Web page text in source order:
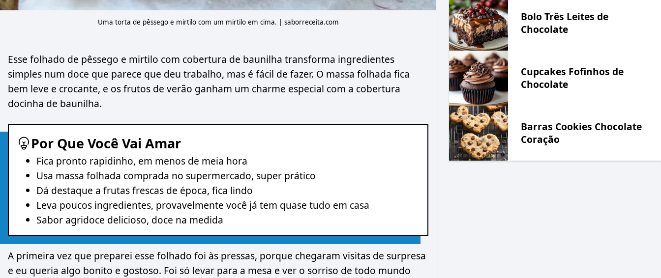
Uma torta de pêssego e mirtilo com um mirtilo em cima. | saborreceita.com
Esse folhado de pêssego e mirtilo com cobertura de baunilha transforma ingredientes
simples num doce que parece que deu trabalho, mas é fácil de fazer. O massa folhada fica
bem leve e crocante, e os frutos de verão ganham um charme especial com a cobertura
docinha de baunilha.
Por Que Você Vai Amar
Fica pronto rapidinho, em menos de meia hora
Usa massa folhada comprada no supermercado, super prático
Dá destaque a frutas frescas de época, fica lindo
Leva poucos ingredientes, provavelmente você já tem quase tudo em casa
Sabor agridoce delicioso, doce na medida
A primeira vez que preparei esse folhado foi às pressas, porque chegaram visitas de surpresa
e eu queria algo bonito e gostoso. Foi só levar para a mesa e ver o sorriso de todo mundo
Bolo Três Leites de
Chocolate
Cupcakes Fofinhos de
Chocolate
Barras Cookies Chocolate
Coração